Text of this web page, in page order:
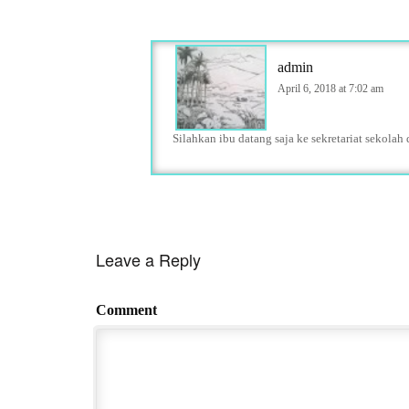
admin
April 6, 2018 at 7:02 am
Silahkan ibu datang saja ke sekretariat sekolah
Leave a Reply
Comment